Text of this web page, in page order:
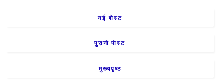
नई पोस्ट
पुरानी पोस्ट
मुख्यपृष्ठ